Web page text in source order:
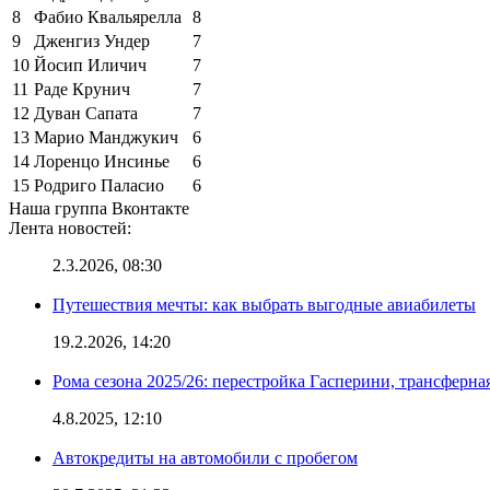
8
Фабио Квальярелла
8
9
Дженгиз Ундер
7
10 Йосип Иличич
7
11 Раде Крунич
7
12 Дуван Сапата
7
13 Марио Манджукич
6
14 Лоренцо Инсинье
6
15 Родриго Паласио
6
Наша группа Вконтакте
Лента новостей:
2.3.2026, 08:30
Путешествия мечты: как выбрать выгодные авиабилеты
19.2.2026, 14:20
Рома сезона 2025/26: перестройка Гасперини,
4.8.2025, 12:10
Автокредиты на автомобили с пробегом